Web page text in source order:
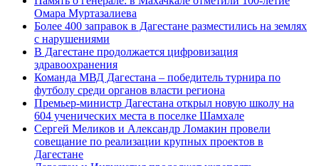
Омара Муртазалиева
Более 400 заправок в Дагестане разместились на землях
с нарушениями
В Дагестане продолжается цифровизация
здравоохранения
Команда МВД Дагестана – победитель турнира по
футболу среди органов власти региона
Премьер-министр Дагестана открыл новую школу на
604 ученических места в поселке Шамхале
Сергей Меликов и Александр Ломакин провели
совещание по реализации крупных проектов в
Дагестане